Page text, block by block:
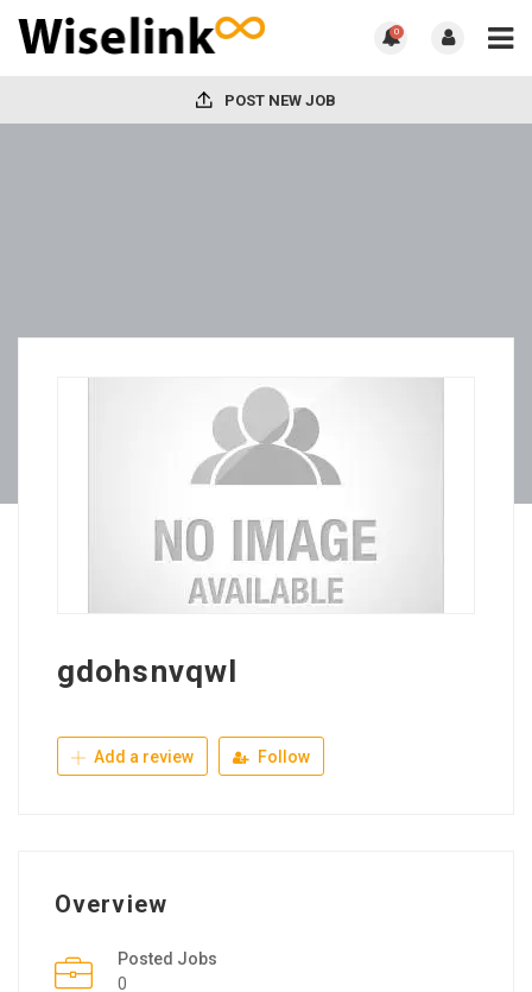
0
POST NEW JOB
gdohsnvqwl
Add a review Follow
Overview
Posted Jobs
0